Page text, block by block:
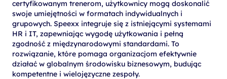
certyfikowanym trenerom, użytkownicy mogą doskonalić
swoje umiejętności w formatach indywidualnych i
grupowych. Speexx integruje się z istniejącymi systemami
HR i IT, zapewniając wygodę użytkowania i pełną
zgodność z międzynarodowymi standardami. To
rozwiązanie, które pomaga organizacjom efektywnie
działać w globalnym środowisku biznesowym, budując
kompetentne i wielojęzyczne zespoły.